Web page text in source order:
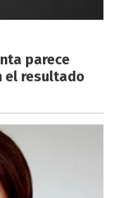
parece
el resultado